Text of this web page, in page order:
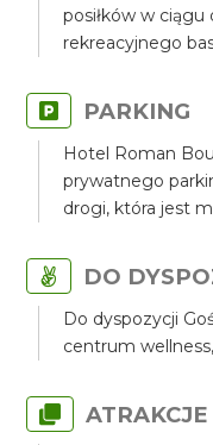
posiłków w ciągu
rekreacyjnego
PARKING
Hotel Roman
prywatnego
drogi, która jest
DO
Do dyspozycji
centrum
ATRAKCJE